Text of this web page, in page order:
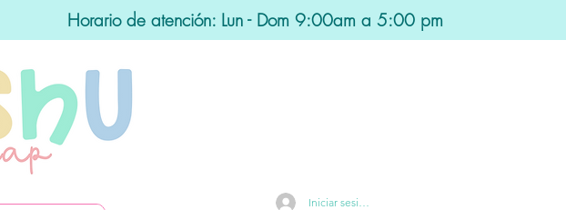
Horario de atención: Lun - Dom 9:00am a 5:00 pm
Iniciar sesión